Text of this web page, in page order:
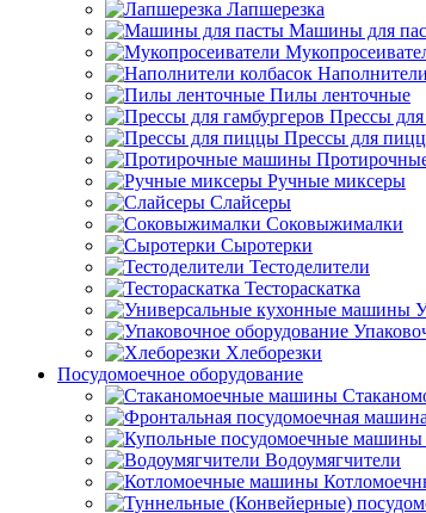
Лапшерезка
Машины для
Пилы ленточные
Прессы для
Прессы для
Ручные миксеры
Слайсеры
Соковыжималки
Сыротерки
Тестоделители
Тестораскатка
Хлеборезки
Посудомоечное оборудование
Водоумягчители